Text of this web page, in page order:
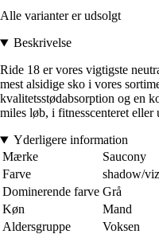
Alle varianter er udsolgt
Beskrivelse
Ride 18 er vores vigtigste
mest alsidige sko i vores
kvalitetsstødabsorption og en
miles løb, i fitnesscenteret
Yderligere information
Mærke
Saucony
Farve
shadow/
Dominerende farve Grå
Køn
Mand
Aldersgruppe
Voksen